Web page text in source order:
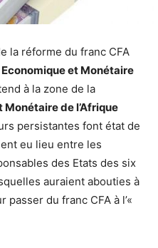
la réforme du franc CFA
Economique et Monétaire
à la zone de la
de l’Afrique
persistantes font état de
eu lieu entre les
des Etats des six
auraient abouties à
passer du franc CFA à l’«